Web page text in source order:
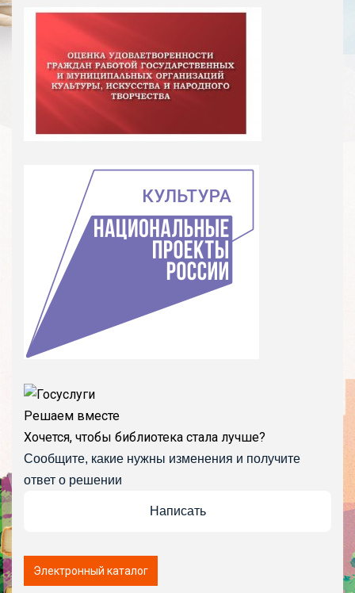
Решаем вместе
Хочется, чтобы библиотека стала лучше?
Сообщите, какие нужны изменения и получите
ответ о решении
Написать